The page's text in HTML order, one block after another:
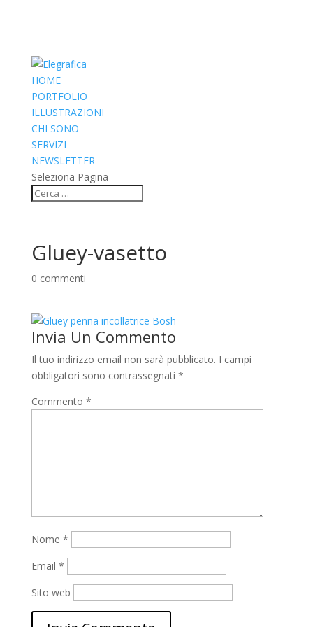
HOME
PORTFOLIO
ILLUSTRAZIONI
CHI SONO
SERVIZI
NEWSLETTER
Seleziona Pagina
Gluey-vasetto
0 commenti
Invia Un Commento
Il tuo indirizzo email non sarà pubblicato. I campi
obbligatori sono contrassegnati *
Commento *
Nome *
Email *
Sito web